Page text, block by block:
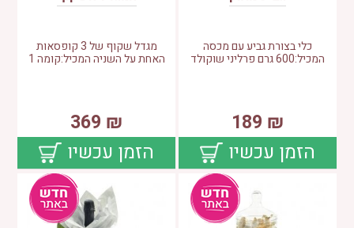
כלי בצורת גביע עם מכסה
המכיל:600 גרם פרליני שוקולד
₪
189
הזמן עכשיו
מגדל שקוף של 3 קופסאות
האחת על השניה המכיל:קומה 1
₪
369
הזמן עכשיו